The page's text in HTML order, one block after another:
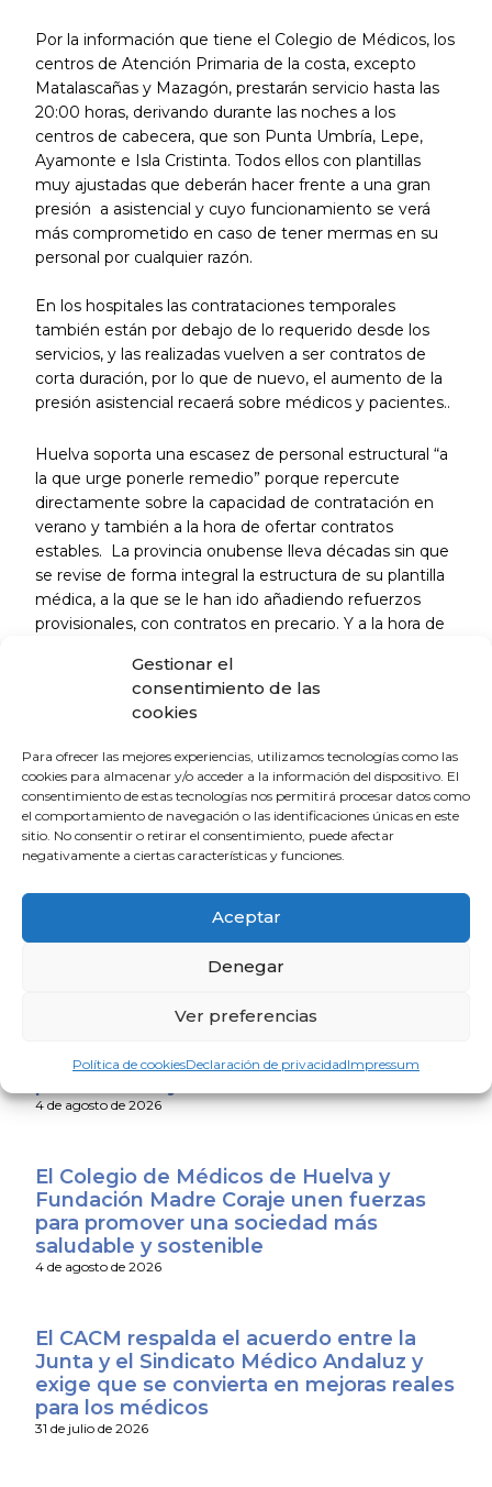
Gestionar el
consentimiento de las
cookies
Para ofrecer las mejores experiencias, utilizamos tecnologías como las
cookies para almacenar y/o acceder a la información del dispositivo. El
consentimiento de estas tecnologías nos permitirá procesar datos como
el comportamiento de navegación o las identificaciones únicas en este
sitio. No consentir o retirar el consentimiento, puede afectar
negativamente a ciertas características y funciones.
Aceptar
Denegar
Ver preferencias
Política de cookiesDeclaración de privacidadImpressum
Por la información que tiene el Colegio de Médicos, los
centros de Atención Primaria de la costa, excepto
Matalascañas y Mazagón, prestarán servicio hasta las
20:00 horas, derivando durante las noches a los
centros de cabecera, que son Punta Umbría, Lepe,
Ayamonte e Isla Cristinta. Todos ellos con plantillas
muy ajustadas que deberán hacer frente a una gran
presión a asistencial y cuyo funcionamiento se verá
más comprometido en caso de tener mermas en su
personal por cualquier razón.
En los hospitales las contrataciones temporales
también están por debajo de lo requerido desde los
servicios, y las realizadas vuelven a ser contratos de
corta duración, por lo que de nuevo, el aumento de la
presión asistencial recaerá sobre médicos y pacientes..
Huelva soporta una escasez de personal estructural “a
la que urge ponerle remedio” porque repercute
directamente sobre la capacidad de contratación en
verano y también a la hora de ofertar contratos
estables. La provincia onubense lleva décadas sin que
se revise de forma integral la estructura de su plantilla
médica, a la que se le han ido añadiendo refuerzos
provisionales, con contratos en precario. Y a la hora de
sobre la plantilla estructural, por lo que es imperativo
revisarla ya para adecuarla a la realidad asistencial.
responsabilidad a la hora de asegurar una financiación
suficiente para la sanidad pública, además de planificar
de forma realista y sostenible en el tiempo la asistencia
a la población.
Desde el Colegio de Médicos continuamos con la
mano tendida a las administraciones para afrontar y dar
soluciones a esta situación.
La Escuela de Verano Sénior cierra su
sexualidad y suelo pélvico en las
4 de agosto de 2026
El Colegio de Médicos de Huelva y
Fundación Madre Coraje unen fuerzas
para promover una sociedad más
saludable y sostenible
4 de agosto de 2026
El CACM respalda el acuerdo entre la
Junta y el Sindicato Médico Andaluz y
exige que se convierta en mejoras reales
para los médicos
31 de julio de 2026